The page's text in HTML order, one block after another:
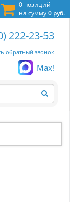
0 позиций
на сумму0 руб.
222-23-53
обратный звонок
Max!